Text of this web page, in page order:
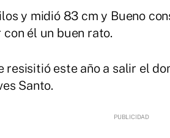
y midió 83 cm y Bueno
él un buen rato.
resisitió este año a salir el
Santo.